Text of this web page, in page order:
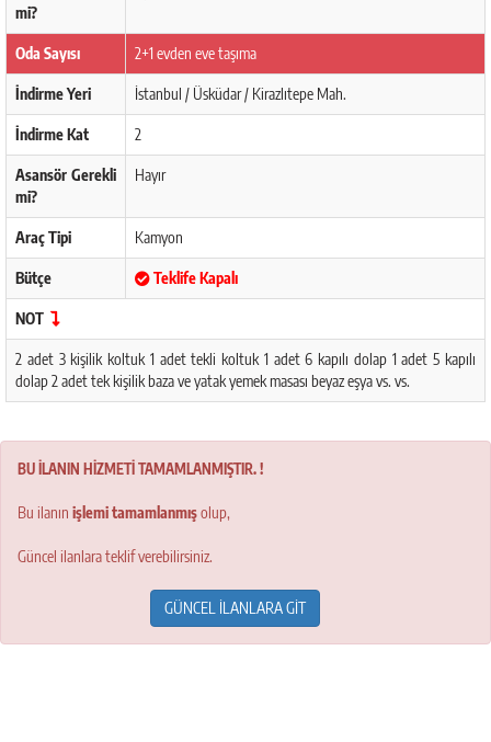
mi?
Oda Sayısı 2+1 evden eve taşıma
İndirme Yeri İstanbul / Üsküdar / Kirazlıtepe Mah.
İndirme Kat 2
Asansör Gerekli
mi?
Hayır
Araç Tipi Kamyon
Bütçe Teklife Kapalı
NOT
2 adet 3 kişilik koltuk 1 adet tekli koltuk 1 adet 6 kapılı dolap 1 adet 5 kapılı
dolap 2 adet tek kişilik baza ve yatak yemek masası beyaz eşya vs. vs.
BU İLANIN HİZMETİ TAMAMLANMIŞTIR. !
Bu ilanın işlemi tamamlanmışolup,
Güncel ilanlara teklif verebilirsiniz.
GÜNCEL İLANLARA GİT